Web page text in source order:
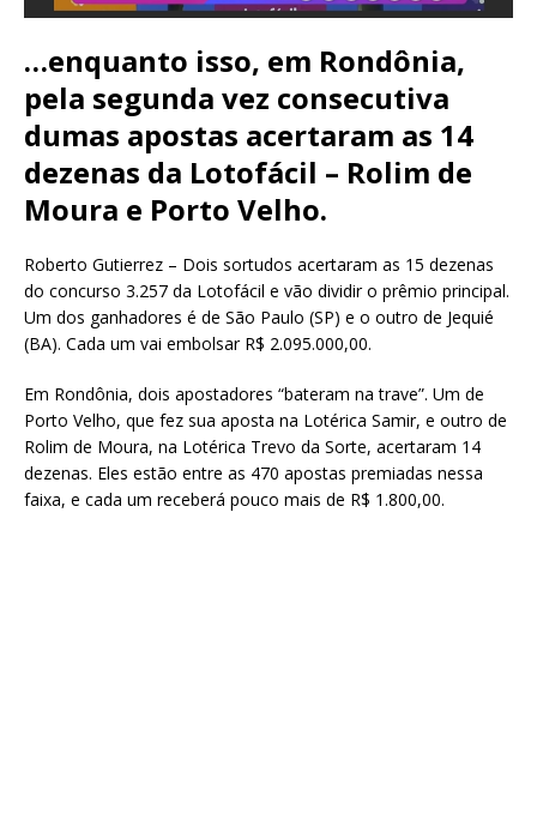
…enquanto isso, em Rondônia,
pela segunda vez consecutiva
dumas apostas acertaram as 14
dezenas da Lotofácil – Rolim de
Moura e Porto Velho.
Roberto Gutierrez – Dois sortudos acertaram as 15 dezenas
do concurso 3.257 da Lotofácil e vão dividir o prêmio principal.
Um dos ganhadores é de São Paulo (SP) e o outro de Jequié
(BA). Cada um vai embolsar R$ 2.095.000,00.
Em Rondônia, dois apostadores “bateram na trave”. Um de
Porto Velho, que fez sua aposta na Lotérica Samir, e outro de
Rolim de Moura, na Lotérica Trevo da Sorte, acertaram 14
dezenas. Eles estão entre as 470 apostas premiadas nessa
faixa, e cada um receberá pouco mais de R$ 1.800,00.